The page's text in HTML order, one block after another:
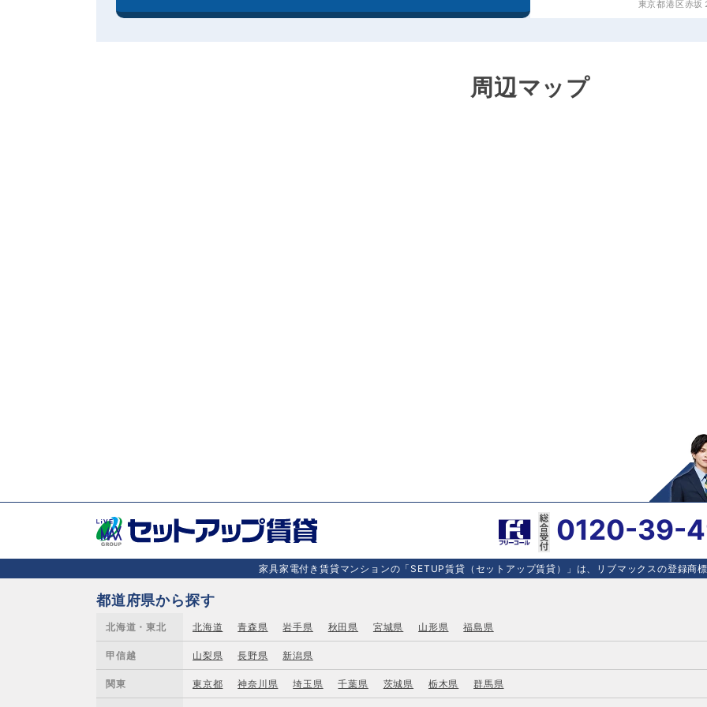
東京都港区赤
周辺マップ
0120-39-
家具家電付き賃貸マンションの「SETUP賃貸（セットアップ賃貸）」は、リブマックスの登録商
都道府県から探す
北海道・東北 北海道 青森県 岩手県 秋田県 宮城県 山形県 福島県
甲信越 山梨県 長野県 新潟県
関東 東京都 神奈川県 埼玉県 千葉県 茨城県 栃木県 群馬県